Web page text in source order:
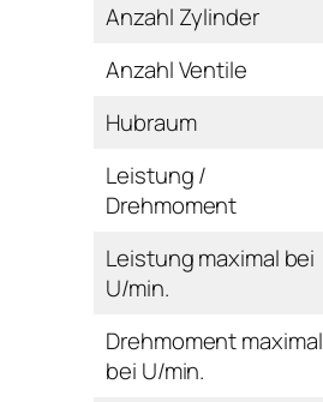
Anzahl Zylinder
Anzahl Ventile
Hubraum
Leistung /
Drehmoment
Leistung maximal bei
U/min.
Drehmoment maximal
bei U/min.